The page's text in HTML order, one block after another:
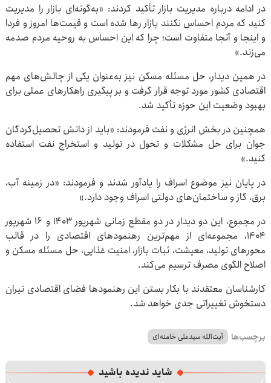
در ادامه درباره مدیریت بازار تأکید کردند: «به‌گونه‌ای بازار را مدیریت
کنید که مردم احساس نکنند بازار رها شده است و قیمت‌ها امروز و فردا
و اینجا و آنجا متفاوت است؛ چرا که این احساس به روحیه مردم صدمه
می‌زند.»
در همین دیدار، حل مسئله مسکن نیز به‌عنوان یکی از چالش‌های مهم
اقتصادی کشور مورد توجه قرار گرفت و بر پیگیری راهکارهای عملی برای
بهبود وضعیت این حوزه تأکید شد.
همچنین در بخش انرژی و نفت فرمودند: «باید از دانش تحصیل‌کردگان
جوان برای حل مشکلات و تحول در تولید و استخراج نفت استفاده
کنید.»
در پایان نیز موضوع اسراف را یادآور شدند و فرمودند: «در زمینه آب،
برق، گاز و ساختمان‌های دولتی اسراف وجود دارد.»
در مجموع، این دو دیدار در دو مقطع زمانی شهریور ۱۴۰۳ و ۱۶ شهریور
۱۴۰۴، مجموعه‌ای از مهم‌ترین رهنمودهای اقتصادی را در قالب
محورهای تولید، معیشت، ثبات بازار، امنیت غذایی، حل مسئله مسکن و
اصلاح الگوی مصرف ترسیم می‌کند.
کارشناسان معتقدند با بکار بستن این رهنمودها فضای اقتصادی تیران
دستخوش تغییراتی جدی خواهد شد.
برچسب‌ها آیت‌الله سیدعلی خامنه‌ای
شاید ندیده باشید